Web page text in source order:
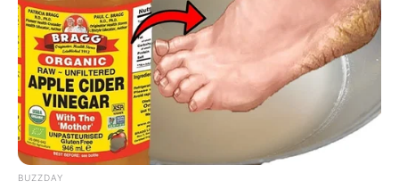
COMPARTIR
UNIRSE AL CANAL DE WHATSAPP
Los municipios antioqueños de
Apartadó, Carepa,
Caucasia y El Bagre, los cuales históricamente se han
BUZZDAY